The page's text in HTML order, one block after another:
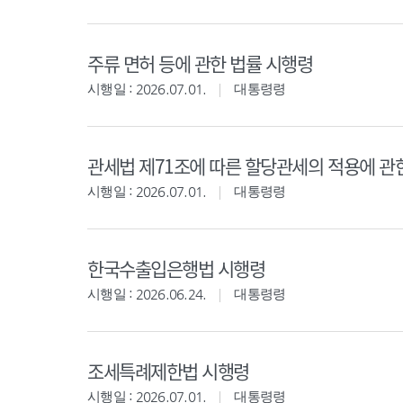
주류 면허 등에 관한 법률 시행령
시행일 : 2026.07.01. 대통령령
관세법 제71조에 따른 할당관세의 적용에 관
시행일 : 2026.07.01. 대통령령
한국수출입은행법 시행령
시행일 : 2026.06.24. 대통령령
조세특례제한법 시행령
시행일 : 2026.07.01. 대통령령